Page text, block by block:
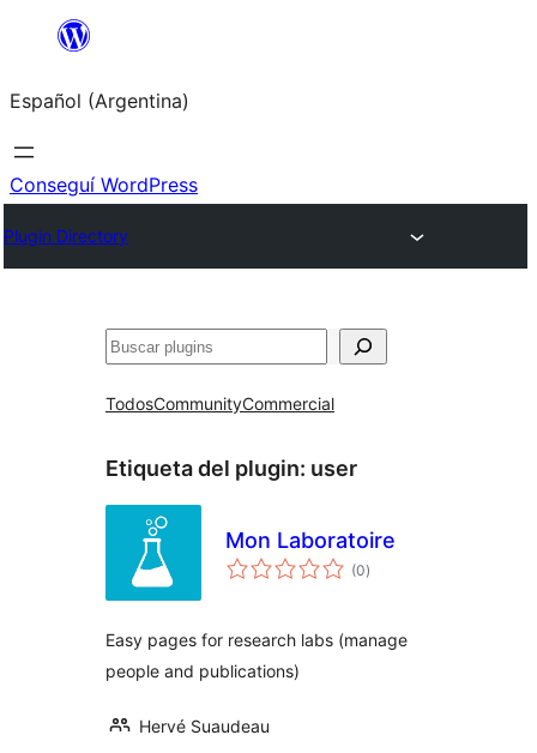
Saltar
contenido
Español (Argentina)
Conseguí WordPress
Plugin Directory
Buscar
TodosCommunityCommercial
Etiqueta del plugin: user
Mon Laboratoire
(0total
de
)
Easy pages for research labs (manage
people and publications)
Hervé Suaudeau